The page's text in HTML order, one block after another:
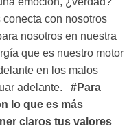
con nosotros
nosotros en nuestra
que es nuestro motor
en los malos
adelante. #Para
lo que es más
claros tus valores